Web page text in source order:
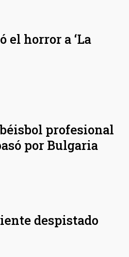
el horror a ‘La
profesional
por Bulgaria
despistado